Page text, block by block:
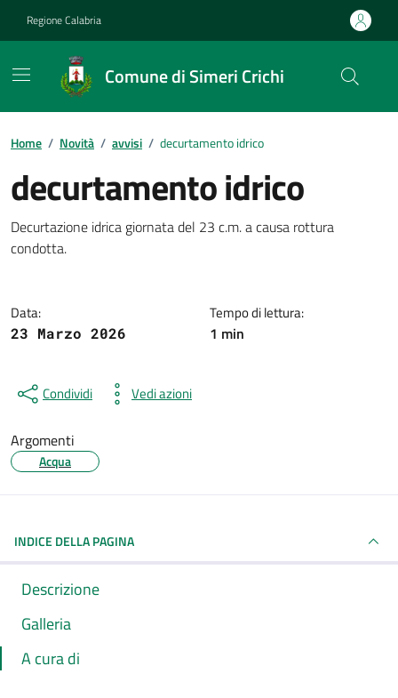
Regione Calabria
Comune di Simeri Crichi
Home / Novità / avvisi / decurtamento idrico
decurtamento idrico
Dettagli della notizia
Decurtazione idrica giornata del 23 c.m. a causa rottura
condotta.
Data:
23 Marzo 2026
Tempo di lettura:
1 min
Condividi Vedi azioni
Argomenti
Acqua
INDICE DELLA PAGINA
Descrizione
Galleria
A cura di